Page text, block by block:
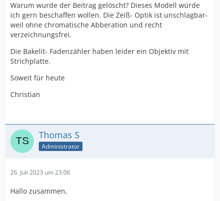
Warum wurde der Beitrag gelöscht? Dieses Modell würde
ich gern beschaffen wollen. Die Zeiß- Optik ist unschlagbar-
weil ohne chromatische Abberation und recht
verzeichnungsfrei.
Die Bakelit- Fadenzähler haben leider ein Objektiv mit
Strichplatte.
Soweit für heute
Christian
Thomas S
Administrator
26. Juli 2023 um 23:06
Hallo zusammen,